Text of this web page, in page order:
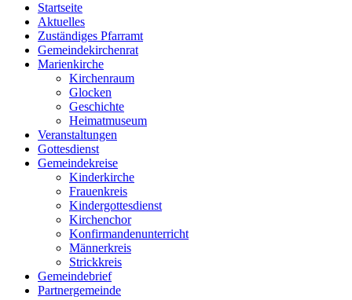
Startseite
Aktuelles
Zuständiges Pfarramt
Gemeindekirchenrat
Marienkirche
Kirchenraum
Glocken
Geschichte
Heimatmuseum
Veranstaltungen
Gottesdienst
Gemeindekreise
Kinderkirche
Frauenkreis
Kindergottesdienst
Kirchenchor
Konfirmandenunterricht
Männerkreis
Strickkreis
Gemeindebrief
Partnergemeinde